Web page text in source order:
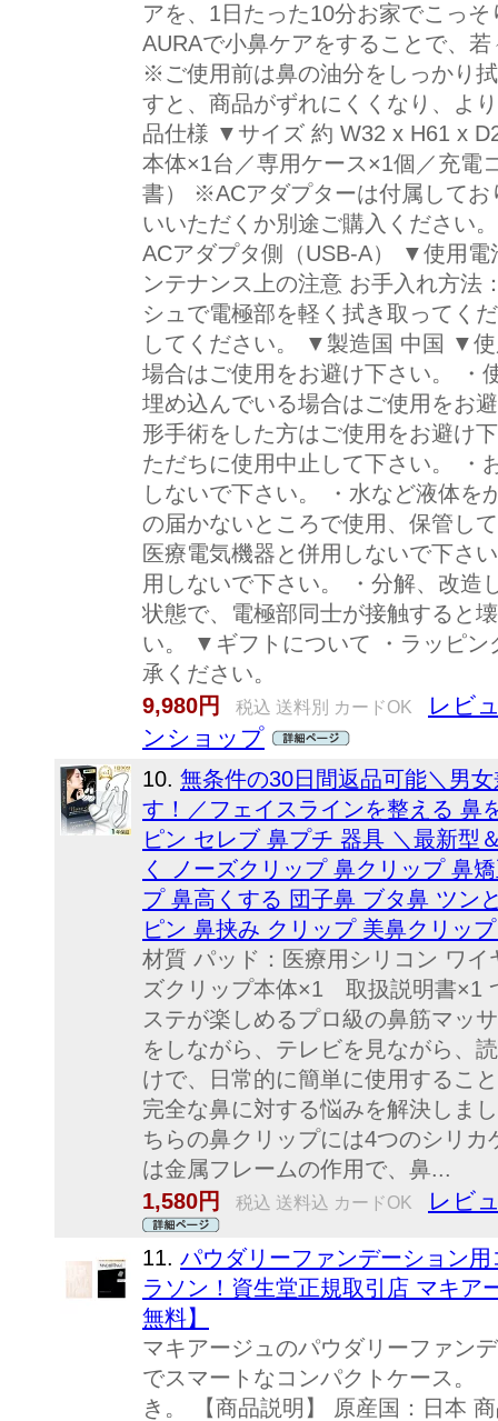
アを、1日たった10分お家でこっ
AURAで小鼻ケアをすることで、
※ご使用前は鼻の油分をしっかり
すと、商品がずれにくくなり、よ
品仕様 ▼サイズ 約 W32 x H61 x
本体×1台／専用ケース×1個／充電
書） ※ACアダプターは付属してお
いいただくか別途ご購入ください
ACアダプタ側（USB-A） ▼使用
ンテナンス上の注意 お手入れ方法
シュで電極部を軽く拭き取ってく
してください。 ▼製造国 中国 ▼
場合はご使用をお避け下さい。 ・
埋め込んでいる場合はご使用をお
形手術をした方はご使用をお避け
ただちに使用中止して下さい。 ・
しないで下さい。 ・水など液体を
の届かないところで使用、保管し
医療電気機器と併用しないで下さ
用しないで下さい。 ・分解、改造
状態で、電極部同士が接触すると
い。 ▼ギフトについて ・ラッピン
承ください。
9,980円
税込 送料別 カードOK
レビ
ンショップ
10. 無条件の30日間返品可能＼男
す！／フェイスラインを整える
ピン セレブ 鼻プチ 器具 ＼最新型
く ノーズクリップ 鼻クリップ 鼻
プ 鼻高くする 団子鼻 ブタ鼻 ツン
ピン 鼻挟み クリップ 美鼻クリッ
材質 パッド：医療用シリコン ワ
ズクリップ本体×1 取扱説明書×1
ステが楽しめるプロ級の鼻筋マッ
をしながら、テレビを見ながら、
けで、日常的に簡単に使用するこ
完全な鼻に対する悩みを解決し
ちらの鼻クリップには4つのシリ
は金属フレームの作用で、鼻...
1,580円
税込 送料込 カードOK レビ
11. パウダリーファンデーション
ラソン！資生堂正規取引店 マキア
無料】
マキアージュのパウダリーファン
でスマートなコンパクトケース。
き。 【商品説明】 原産国：日本